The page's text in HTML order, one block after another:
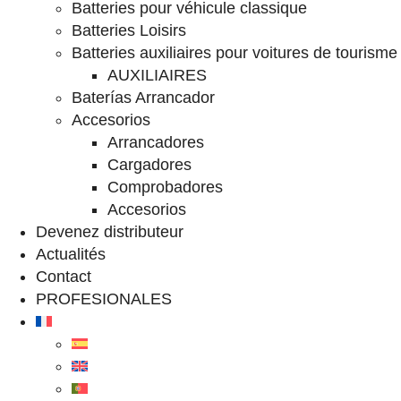
Batteries pour véhicule classique
Batteries Loisirs
Batteries auxiliaires pour voitures de tourisme
AUXILIAIRES
Baterías Arrancador
Accesorios
Arrancadores
Cargadores
Comprobadores
Accesorios
Devenez distributeur
Actualités
Contact
PROFESIONALES